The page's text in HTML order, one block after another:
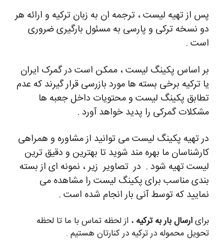
پس از تهیه لیست ، ترجمه ان به زبان ترکیه و ارائه هر
دو نسخه ترکی و پارسی به مسئول بارگیری ضروری
است .
بر اساس پکینگ لیست ، ممکن است در گمرک ایران
یا ترکیه برخی بسته ها مورد بازرسی قرار گیرند که عدم
تطابق پکینگ لیست و محتویات داخل جعبه ها
مشکلات گمرکی را پدید خواهد آورد .
در تهیه پکینگ لیست می توانید از مشاوره و همراهی
کارشناسان ما بهره مند شوید تا بهترین و دقیق ترین
لیست تهیه شود . در تصاویر زیر ، نمونه ای از بسته
بندی مناسب برای پکینگ لیست را مشاهده می
نمایید که توسط آنی بار انجام شده است .
برایارسال بار به ترکیه ، از لحظه تماس با ما تا لحظه
تحویل محموله در ترکیه در کنارتان هستیم .